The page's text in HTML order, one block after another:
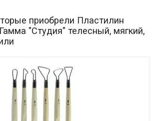
приобрели Пластилин
"Студия" телесный, мягкий,